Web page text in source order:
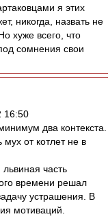
я этих
никогда, назвать не
хуже всего, что
сомнения свои
16:50
два контекста.
мух от котлет не в
часть
времени решал
устрашения. В
мотиваций.